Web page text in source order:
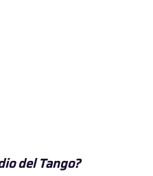
del Tango?